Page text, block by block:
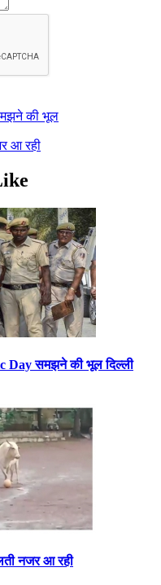
की भूल
आ रही
Day समझने की भूल दिल्ली
नजर आ रही